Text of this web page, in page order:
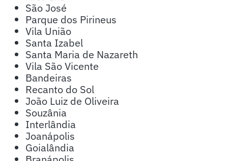
São José
Parque dos Pirineus
Vila União
Santa Izabel
Santa Maria de Nazareth
Vila São Vicente
Bandeiras
Recanto do Sol
João Luiz de Oliveira
Souzânia
Interlândia
Joanápolis
Goialândia